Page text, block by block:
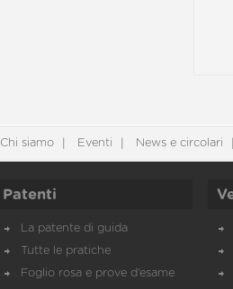
Chi siamo Eventi News e circolari
Patenti
La patente di guida
Tutte le pratiche
Foglio rosa e prove d’esame